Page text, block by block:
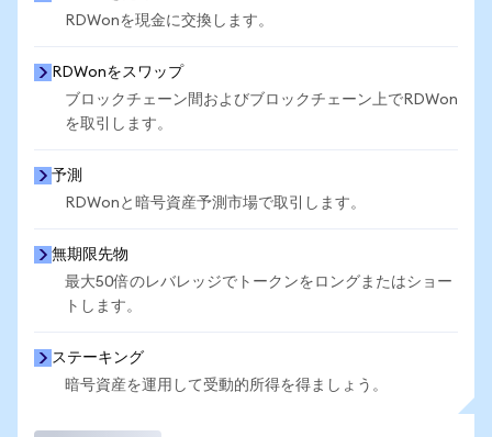
RDWonを現金に交換します。
RDWonをスワップ
ブロックチェーン間およびブロックチェーン上でRDWon
を取引します。
予測
RDWonと暗号資産予測市場で取引します。
無期限先物
最大50倍のレバレッジでトークンをロングまたはショー
トします。
ステーキング
暗号資産を運用して受動的所得を得ましょう。